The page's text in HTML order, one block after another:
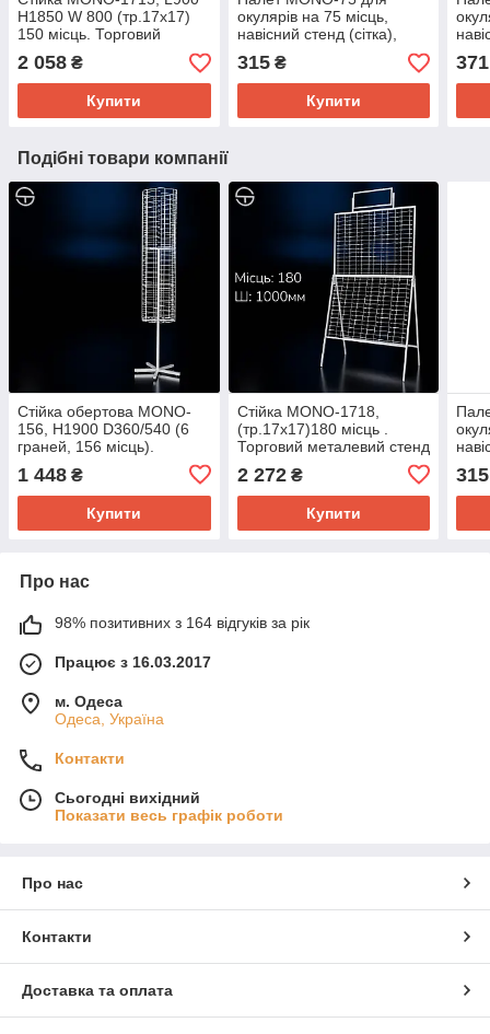
H1850 W 800 (тр.17x17)
150 місць. Торговий
торгове обладнання
2 058 ₴
Купити
окулярів на 75 місць,
навісний стенд (сітка),
білий. Торгова підставка
під окуляри, металева
315₴
Купити
під
371
Подібні товари компанії
Стійка обертова MONO-
156, H1900 D360/540 (6
граней, 156 місць).
окуляри, стенд для
розпродажу окулярів
1 448 ₴
Купити
Стійка MONO-1718,
(тр.17x17)180 місць .
Торговий металевий стенд
для розпродажу окулярів
2 272₴
Купити
під
315
Про нас
98% позитивних з 164 відгуків за рік
Працює з 16.03.2017
м. Одеса
Одеса, Україна
Контакти
Сьогодні вихідний
Показати весь графік роботи
Про нас
Контакти
Доставка та оплата